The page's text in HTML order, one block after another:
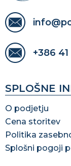
+386
SPLOŠNE
O podjetju
Cena storitev
Politika
Splošni pogoji